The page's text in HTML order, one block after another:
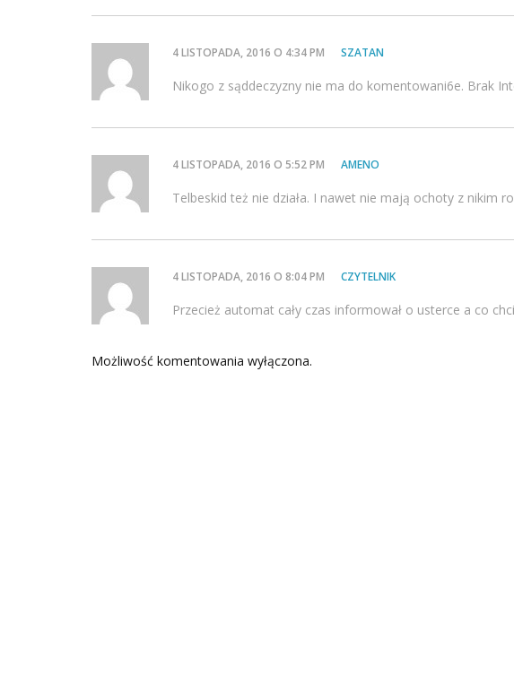
4 LISTOPADA, 2016 O 4:34 PM SZATAN
Nikogo z sąddeczyzny nie ma do komentowani6e. Brak
4 LISTOPADA, 2016 O 5:52 PM AMENO
Telbeskid też nie działa. I nawet nie mają ochoty z nikim
4 LISTOPADA, 2016 O 8:04 PM CZYTELNIK
Przecież automat cały czas informował o usterce a co
Możliwość komentowania wyłączona.